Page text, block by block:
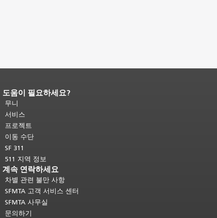
페이지 내용 끝입니다.이 페이지의 나
머지 내용은 모든 페이지에 반복됩니
다.메인 콘텐츠 상단으로 돌아가려면
여기를 클릭하십시오
도움이 필요하세요?
무니
서비스
프로젝트
이동 수단
SF 311
511 지역 정보
계속 연락하세요
차별 관련 불만 사항
SFMTA 고객 서비스 센터
SFMTA 사무실
문의하기